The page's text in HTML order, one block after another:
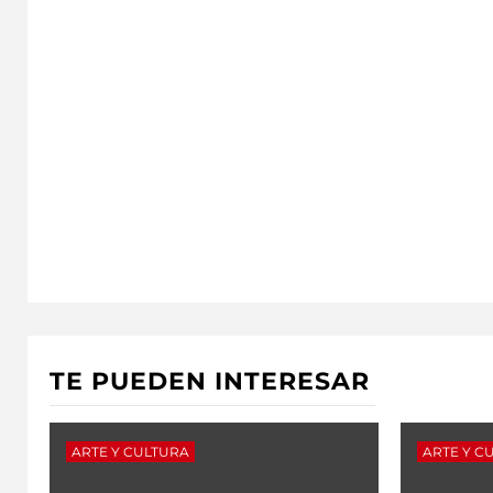
TE PUEDEN INTERESAR
ARTE Y CULTURA ARTE Y